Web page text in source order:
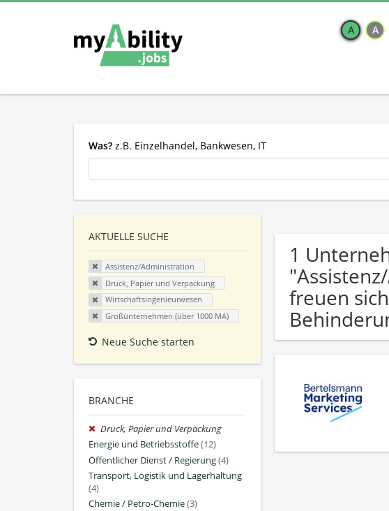
A A
Was? z.B. Einzelhandel, Bankwesen, IT
AKTUELLE SUCHE
Assistenz/Administration
Druck, Papier und Verpackung
Wirtschaftsingenieurwesen
Großunternehmen (über 1000 MA)
Neue Suche starten
BRANCHE
Druck, Papier und Verpackung
Energie und Betriebsstoffe(12)
Öffentlicher Dienst / Regierung(4)
Transport, Logistik und Lagerhaltung
(4)
Chemie / Petro-Chemie(3)
1
freuen